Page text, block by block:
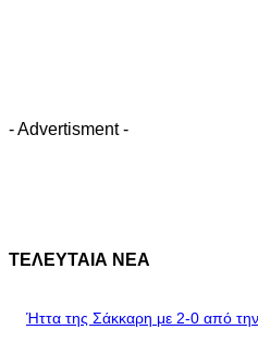
- Advertisment -
ΤΕΛΕΥΤΑΙΑ ΝΕΑ
Ήττα της Σάκκαρη με 2-0 από